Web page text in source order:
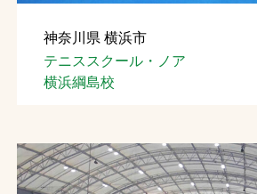
神奈川県 横浜市
テニススクール・ノア
横浜綱島校